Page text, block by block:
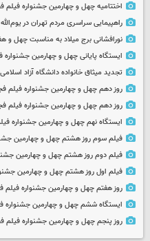
اختتامیه چهل و چهارمین جشنواره فیلم
راهپیمایی سراسری مردم تهران در یوم‌الله ۲۲ بهمن
نورافشانی برج میلاد به مناسبت چهل‌ و
ایستگاه پایانی چهل و چهارمین جشنواره
تجدید میثاق خانواده دانشگاه آزاد
روز دهم چهل و چهارمین جشنواره فیلم
روز دهم چهل و چهارمین جشنواره فیلم
ایستگاه نهم چهل و چهارمین جشنواره
فیلم سوم روز هشتم چهل و چهارمین
فیلم دوم روز هشتم چهل و چهارمین
فیلم اول روز هشتم چهل و چهارمین
روز هفتم چهل و چهارمین جشنواره فیلم
ایستگاه ششم چهل و چهارمین جشنواره
روز پنجم چهل و چهارمین جشنواره